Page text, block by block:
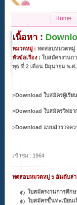
Home
เนื้อหา :
หมวดหมู่ : ทดสอบหมวดหมู่
หัวข้อเรื่อง : ใบสมัครงานก
พุธ ที่ 2 เดือน มิถุนายน พ.ศ
>Download ใบสมัครผู้เรีย
>Download ใบสมัครวิทยา
>Download แบบสำรวจคว
เข้าชม : 1964
ทดสอบหมวดหมู่ 5 อันดับล่
ใบสมัครงานการศึกษ
ใบสมัครขึ้นทะเบียน